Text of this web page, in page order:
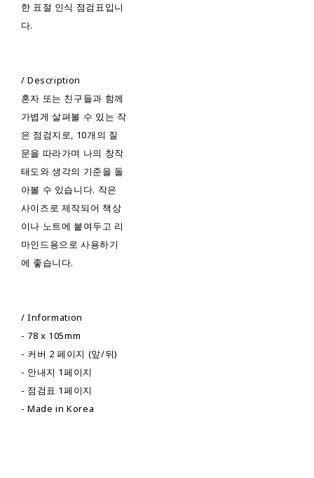
한 표절 인식 점검표입니
다.
/ Description
혼자 또는 친구들과 함께
가볍게 살펴볼 수 있는 작
은 점검지로, 10개의 질
문을 따라가며 나의 창작
태도와 생각의 기준을 돌
아볼 수 있습니다. 작은
사이즈로 제작되어 책상
이나 노트에 붙여두고 리
마인드용으로 사용하기
에 좋습니다.
/ Information
- 78 x 105mm
- 커버 2 페이지 (앞/뒤)
- 안내지 1페이지
- 점검표 1페이지
- Made in Korea